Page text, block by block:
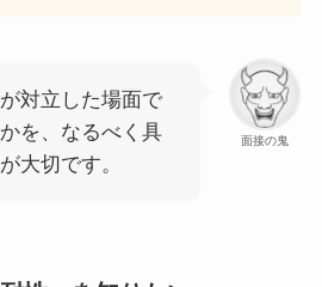
面接の鬼
対立した場面で
を、なるべく具
大切です。